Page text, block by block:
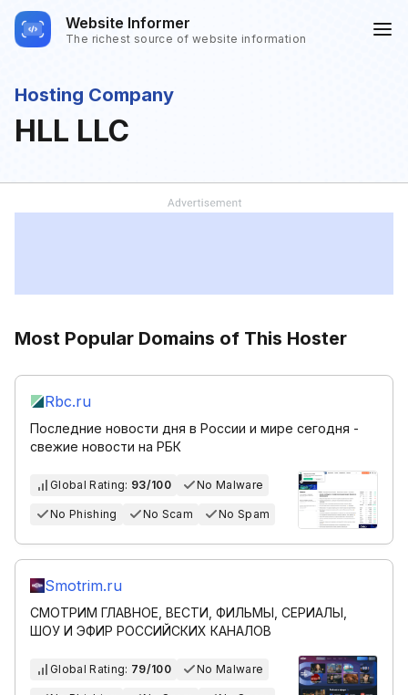
Website Informer
The richest source of website information
Hosting Company
HLL LLC
Most Popular Domains of This Hoster
Rbc.ru
Последние новости дня в России и мире сегодня -
свежие новости на РБК
Global Rating: 93/100 No Malware
No Phishing No Scam No Spam
Smotrim.ru
СМОТРИМ ГЛАВНОЕ, ВЕСТИ, ФИЛЬМЫ, СЕРИАЛЫ,
ШОУ И ЭФИР РОССИЙСКИХ КАНАЛОВ
Global Rating: 79/100 No Malware